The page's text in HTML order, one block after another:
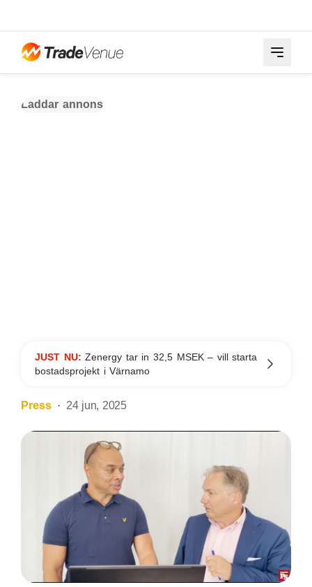
Laddar annons
JUST NU:Zenergy tar in 32,5 MSEK – vill starta
bostadsprojekt i Värnamo
Press 24 jun, 2025